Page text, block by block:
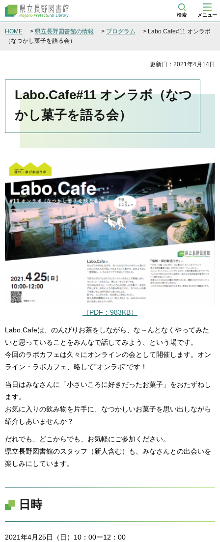
県立長野図書館
検索 メニュー
HOME > 県立長野図書館の情報 > プログラム
> Labo.Cafe#11 オンラボ
（なつかし菓子を語る会）
更新日：2021年4月14日
Labo.Cafe#11 オンラボ（なつ
かし菓子を語る会）
（PDF：983KB）
Labo.Cafeは、のんびりお茶をしながら、な～んとなくやってみた
いと思っていることをみんなで話してみよう、という場です。
今回のラボカフェは久々にオンラインの会として開催します。オン
ライン・ラボカフェ、略して”オンラボ”です！
当日はみなさんに「小さいころに好きだったお菓子」をおたずねし
ます。
お気に入りの飲み物を片手に、なつかしいお菓子を思い出しながら
紹介しあいませんか？
だれでも、どこからでも、お気軽にご参加ください。
県立長野図書館のスタッフ（新人含む）も、みなさんとの出会いを
楽しみにしています。
日時
2021年4月25日（日）10：00ー12：00